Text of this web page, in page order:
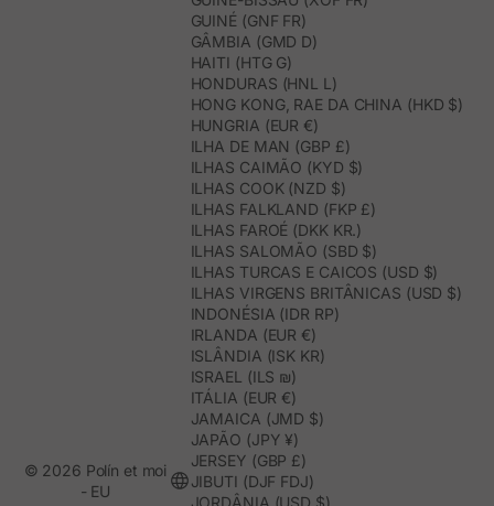
GUINÉ (GNF FR)
GÂMBIA (GMD D)
HAITI (HTG G)
HONDURAS (HNL L)
HONG KONG, RAE DA CHINA (HKD $)
HUNGRIA (EUR €)
ILHA DE MAN (GBP £)
ILHAS CAIMÃO (KYD $)
ILHAS COOK (NZD $)
ILHAS FALKLAND (FKP £)
ILHAS FAROÉ (DKK KR.)
ILHAS SALOMÃO (SBD $)
ILHAS TURCAS E CAICOS (USD $)
ILHAS VIRGENS BRITÂNICAS (USD $)
INDONÉSIA (IDR RP)
IRLANDA (EUR €)
ISLÂNDIA (ISK KR)
ISRAEL (ILS ₪)
ITÁLIA (EUR €)
JAMAICA (JMD $)
JAPÃO (JPY ¥)
JERSEY (GBP £)
JIBUTI (DJF FDJ)
© 2026 Polín et moi
- EU